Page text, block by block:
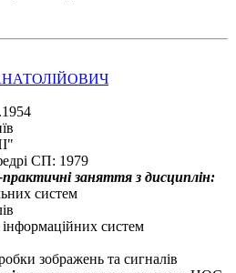
СП: 1979
заняття з дисциплін:
систем
систем
зображень та сигналів